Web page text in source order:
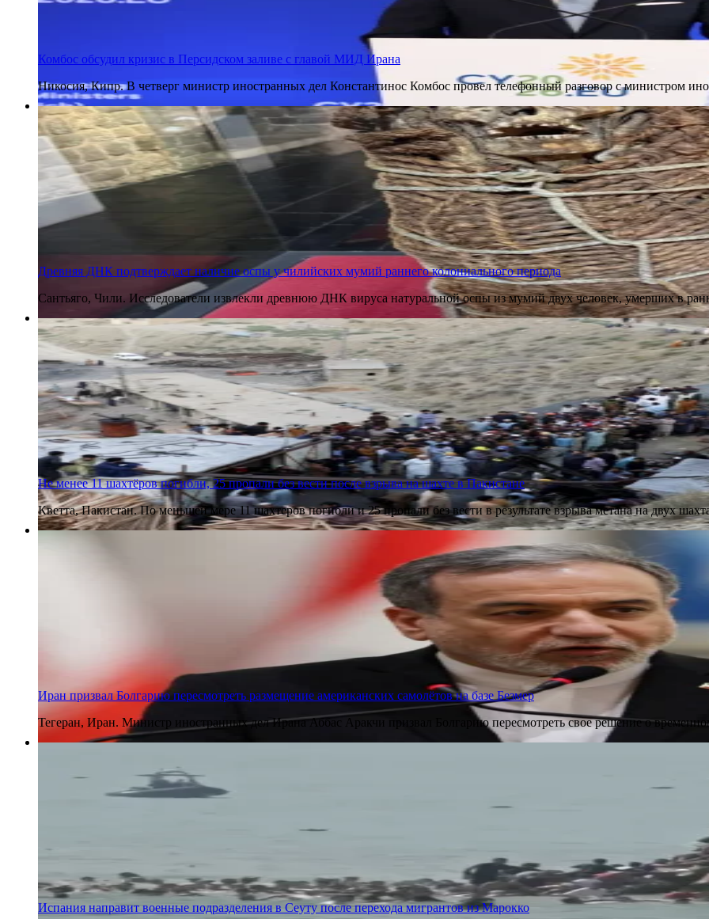
30 июля 2026
Комбос обсудил кризис в Персидском заливе с главой МИД Ирана
Никосия, Кипр. В четверг министр иностранных дел Константинос Комбос провел телефонный разговор с министром
30 июля 2026
Древняя ДНК подтверждает наличие оспы у чилийских мумий раннего колониального периода
Сантьяго, Чили. Исследователи извлекли древнюю ДНК вируса натуральной оспы из мумий двух человек, умерших в
Не менее 11 шахтёров погибли, 25 пропали без вести после взрыва на шахте в Пакистане
Кветта, Пакистан. По меньшей мере 11 шахтеров погибли и 25 пропали без вести в результате взрыва метана на двух
Иран призвал Болгарию пересмотреть размещение американских самолётов на базе Безмер
Тегеран, Иран. Министр иностранных дел Ирана Аббас Аракчи призвал Болгарию пересмотреть свое решение о
Испания направит военные подразделения в Сеуту после перехода мигрантов из Марокко